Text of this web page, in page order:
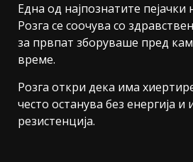
Една од најпознатите пејачки
Розга се соочува со
за првпат зборуваше пред
време.
Розга откри дека има
често останува без енергија и
резистенција.